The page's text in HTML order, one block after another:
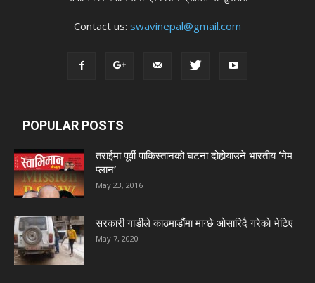
Contact us: swavinepal@gmail.com
POPULAR POSTS
तराईमा पूर्वी पाकिस्तानको घटना दोहोर्‍याउने भारतीय ‘गेम
प्लान’
May 23, 2016
सरकारी गाडीले काठमाडौंमा मान्छे ओसारिदै गरेकाे भेटिए
May 7, 2020